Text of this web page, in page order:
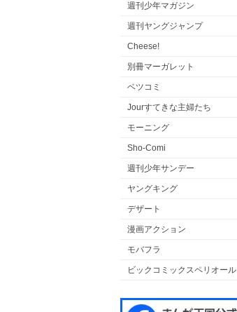
週刊少年マガジン
週刊ヤングジャンプ
Cheese!
別冊マーガレット
ベツコミ
Jourすてきな主婦たち
モーニング
Sho-Comi
週刊少年サンデー
ヤングキング
デザート
漫画アクション
モバフラ
ビックコミックスペリオール